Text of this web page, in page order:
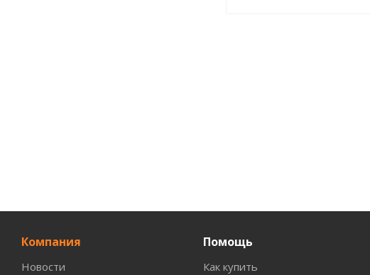
Компания
Новости
Помощь
Как купить